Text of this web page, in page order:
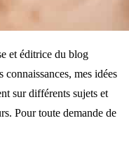
et éditrice du blog
mes idées
sur différents sujets et
Pour toute demande de